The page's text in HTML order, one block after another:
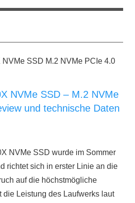
NVMe SSD – M.2 NVMe
und technische Daten
NVMe SSD wurde im Sommer
richtet sich in erster Linie an die
auf die höchstmögliche
die Leistung des Laufwerks laut